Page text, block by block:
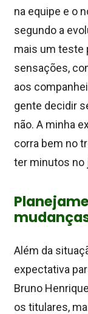
na equipe e o
segundo a
mais um teste
sensações,
aos
gente decidir
não. A minha
corra bem no
ter minutos no
Além da
expectativa
Bruno
os titulares,